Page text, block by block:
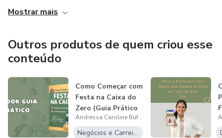
uma experiência única e inesquecível. Nosso atendimento é
preferências de cada cliente para entregar exatamente o
que foi imaginado ou até superar expectativas.
Atuamos na região com compromisso com a qualidade,
pontualidade na entrega e excelência no atendimento,
garantindo não apenas uma decoração bonita, mas também
uma experiência completa, prática e especial do início ao
fim.
Mostrar mais
Outros produtos de quem criou esse
conteúdo
Como Começar com
Festa na Caixa do
Zero (Guia Prático
para I...
Andressa Caroline Bufalari Rodrigues
Negócios e Carreira